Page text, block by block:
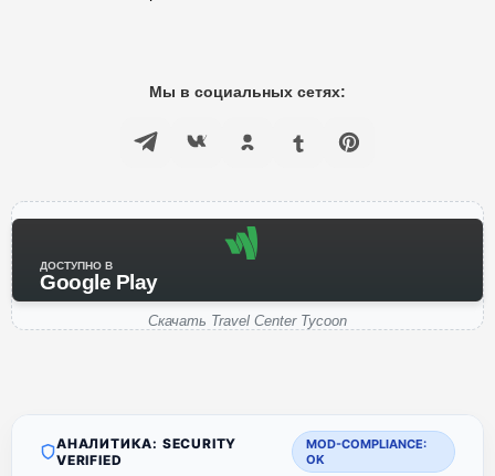
Мы в социальных сетях:
ДОСТУПНО В
Google Play
Скачать Travel Center Tycoon
АНАЛИТИКА: SECURITY
VERIFIED
MOD-COMPLIANCE:
OK